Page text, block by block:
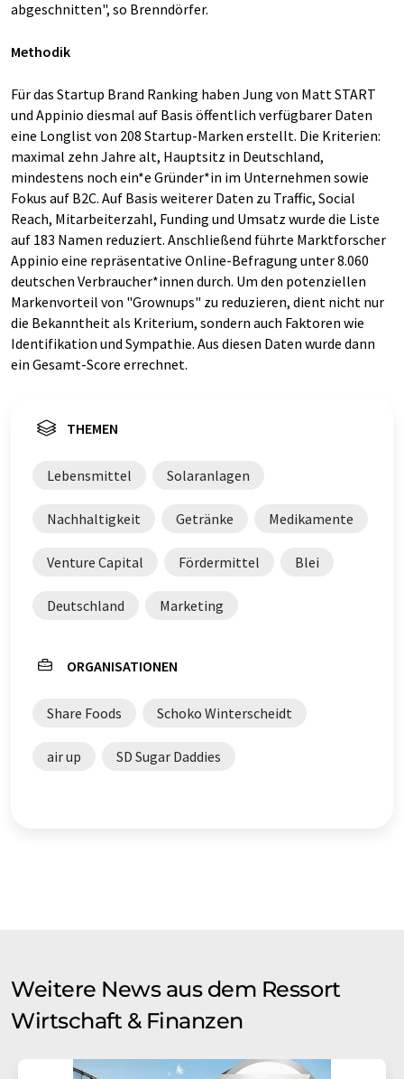
abgeschnitten", so Brenndörfer.
Methodik
Für das Startup Brand Ranking haben Jung von Matt START
und Appinio diesmal auf Basis öffentlich verfügbarer Daten
eine Longlist von 208 Startup-Marken erstellt. Die Kriterien:
maximal zehn Jahre alt, Hauptsitz in Deutschland,
mindestens noch ein*e Gründer*in im Unternehmen sowie
Fokus auf B2C. Auf Basis weiterer Daten zu Traffic, Social
Reach, Mitarbeiterzahl, Funding und Umsatz wurde die Liste
auf 183 Namen reduziert. Anschließend führte Marktforscher
Appinio eine repräsentative Online-Befragung unter 8.060
deutschen Verbraucher*innen durch. Um den potenziellen
Markenvorteil von "Grownups" zu reduzieren, dient nicht nur
die Bekanntheit als Kriterium, sondern auch Faktoren wie
Identifikation und Sympathie. Aus diesen Daten wurde dann
ein Gesamt-Score errechnet.
THEMEN
Lebensmittel Solaranlagen
Nachhaltigkeit Getränke Medikamente
Venture Capital Fördermittel Blei
Deutschland Marketing
ORGANISATIONEN
Share Foods Schoko Winterscheidt
air up SD Sugar Daddies
Weitere News aus dem Ressort
Wirtschaft & Finanzen